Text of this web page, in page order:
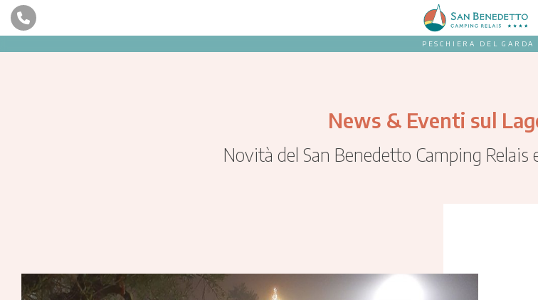
PESCHIERA DEL GARDA
News & Eventi sul
Novità del San Benedetto Camping Relais